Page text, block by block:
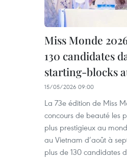
Miss Monde
130 candidates
starting-blocks
15/05/2026 09:00
La 73e édition de Miss
concours de beauté les
plus prestigieux au
au Vietnam d’août à
plus de 130 candidates